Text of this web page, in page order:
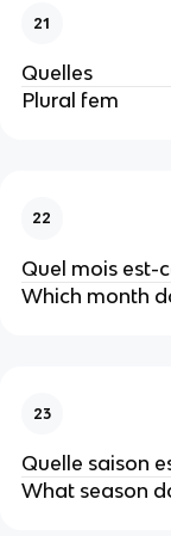
21
Quelles
Plural fem
22
Quel mois est-
Which month
23
Quelle saison
What season